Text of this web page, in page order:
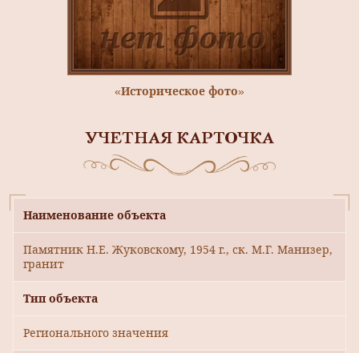
«Историческое фото»
УЧЕТНАЯ КАРТОЧКА
Наименование объекта
Памятник Н.Е. Жуковскому, 1954 г., ск. М.Г. Манизер,
гранит
Тип объекта
Регионального значения